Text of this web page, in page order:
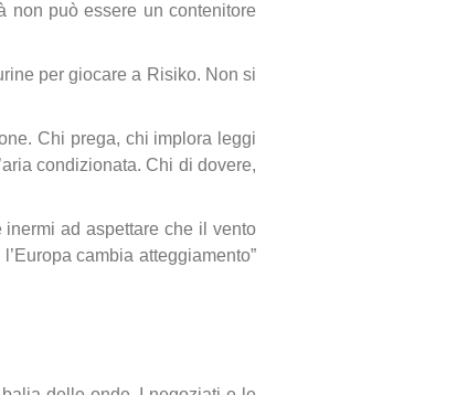
non può essere un contenitore
per giocare a Risiko. Non si
Chi prega, chi implora leggi
condizionata. Chi di dovere,
ad aspettare che il vento
cambia atteggiamento”